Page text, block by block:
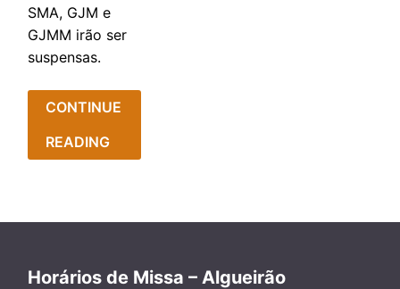
SMA, GJM e
GJMM irão ser
suspensas.
CONTINUE
READING
Horários de Missa – Algueirão